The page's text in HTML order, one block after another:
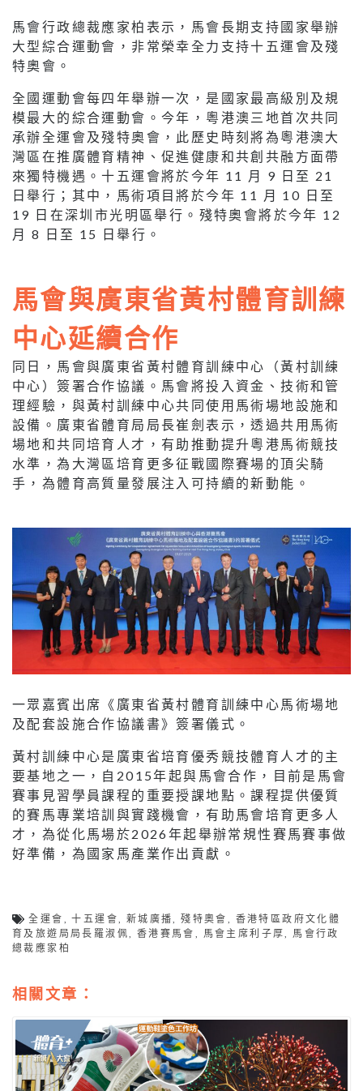
馬會行政總裁應家柏表示，馬會長期支持國家舉辦
大型綜合運動會，非常榮幸全力支持十五運會及殘
特奧會。
全國運動會每四年舉辦一次，是國家最高級別及規
模最大的綜合運動會。今年，粵港澳三地首次共同
承辦全運會及殘特奧會，此歷史時刻將為粵港澳大
灣區在推廣體育精神、促進健康和共創共融方面帶
來獨特機遇。十五運會將於今年 11 月 9 日至 21
日舉行；其中，馬術項目將於今年 11 月 10 日至
19 日在深圳市光明區舉行。殘特奧會將於今年 12
月 8 日至 15 日舉行。
馬會與廣東省黃村體育訓練
中心延續合作
同日，馬會與廣東省黃村體育訓練中心（黃村訓練
中心）簽署合作協議。馬會將投入資金、技術和管
理經驗，與黃村訓練中心共同使用馬術場地設施和
設備。廣東省體育局局長崔劍表示，透過共用馬術
場地和共同培育人才，有助推動提升粵港馬術競技
水準，為大灣區培育更多征戰國際賽場的頂尖騎
手，為體育高質量發展注入可持續的新動能。
一眾嘉賓出席《廣東省黃村體育訓練中心馬術場地
及配套設施合作協議書》簽署儀式。
黃村訓練中心是廣東省培育優秀競技體育人才的主
要基地之一，自2015年起與馬會合作，目前是馬會
賽事見習學員課程的重要授課地點。課程提供優質
的賽馬專業培訓與實踐機會，有助馬會培育更多人
才，為從化馬場於2026年起舉辦常規性賽馬賽事做
好準備，為國家馬產業作出貢獻。
全運會 ,十五運會, 新城廣播,殘特奧會 , 香港特區政府文化體
育及旅遊局局長羅淑佩, 香港賽馬會 , 馬會主席利子厚, 馬會行政
總裁應家柏
相關文章：